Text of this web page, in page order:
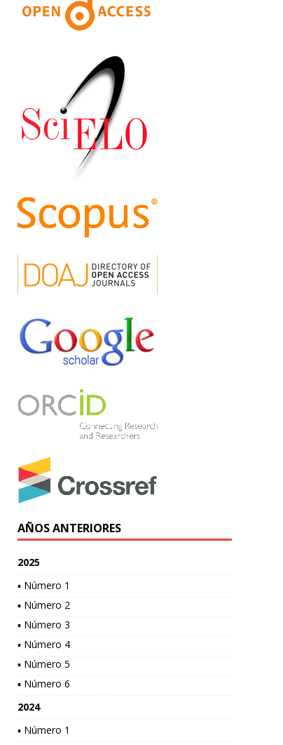
AÑOS ANTERIORES
2025
▪ Número 1
▪ Número 2
▪ Número 3
▪ Número 4
▪ Número 5
▪ Número 6
2024
▪ Número 1